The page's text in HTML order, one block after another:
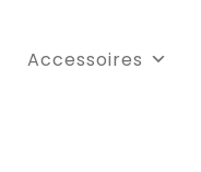
Accessoires